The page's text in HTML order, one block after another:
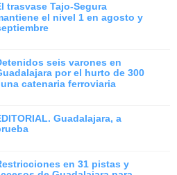
trasvase Tajo-Segura
el nivel 1 en agosto y
seis varones en
por el hurto de 300
catenaria ferroviaria
Guadalajara, a
en 31 pistas y